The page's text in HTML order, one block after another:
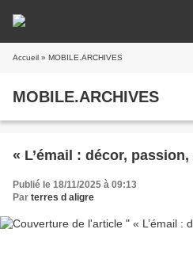
Accueil » MOBILE.ARCHIVES
MOBILE.ARCHIVES
« L’émail : décor,
Publié le 18/11/2025 à 09:13
Par terres d aligre